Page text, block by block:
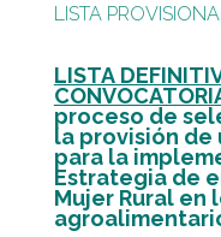
LISTA
LISTA
proceso de
la provisión
para la
Estrategia de
Mujer Rural en